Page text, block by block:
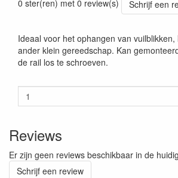
0 ster(ren) met 0 review(s)
Schrijf een
Ideaal voor het ophangen van
ander klein gereedschap. Kan
de rail los te schroeven.
Reviews
Er zijn geen reviews beschikbaar in de
Schrijf een review